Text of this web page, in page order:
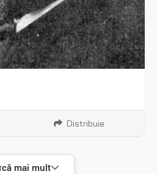
Distribuie
mai mult